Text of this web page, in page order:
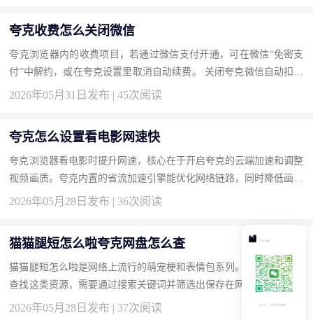
夸克收费怎么关闭微信
夸克浏览器内的收费项目，若通过微信支付开通，可在微信“免密支
付”中解约，或在夸克设置里取消自动续费。 关闭夸克微信自动扣费
的方法 打开微信“我-服务-钱包-支付设置-免密支付”，找到夸克相...
2026年05月31日发布 | 45次阅读
夸克怎么设置看电影网速快
夸克浏览器看电影时提升网速，核心在于开启夸克的云端加速和调整
视频画质。夸克内置的省流加速引擎能优化网络链路，同时降低画质
可以减少带宽占用让加载更快。 夸克设置看电影网速快的操作步
2026年05月28日发布 | 36次阅读
猫猫腿短怎么啦夸克网盘怎么查
猫猫腿短怎么啦是网络上流行的萌宠梗和表情包系列。在夸克网盘中
查找这类资源，需要通过搜索关键词并筛选出保存在网盘中的相关文
件，夸克网盘的搜索功能支持文件名精确匹配和模糊搜索。 夸克
2026年05月28日发布 | 37次阅读